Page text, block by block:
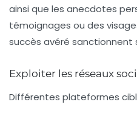
ainsi que les anecdotes
témoignages ou des
succès avéré
Exploiter les réseaux
Différentes plateformes